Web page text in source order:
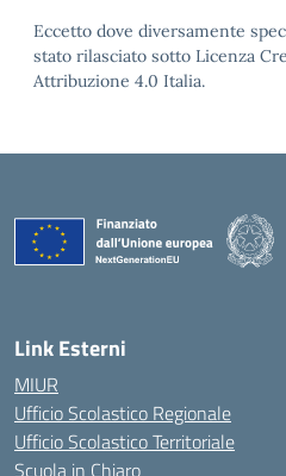
Eccetto dove diversamente
stato rilasciato sotto Licenza
Attribuzione 4.0 Italia.
Link Esterni
MIUR
Ufficio Scolastico Regionale
Ufficio Scolastico Territoriale
Scuola in Chiaro